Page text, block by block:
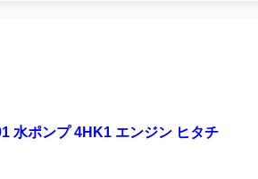
水ポンプ 4HK1 エンジン ヒタチ